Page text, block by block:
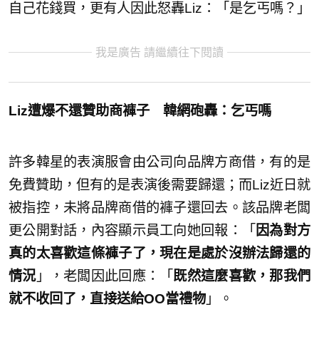
自己花錢買，更有人因此怒轟Liz：「是乞丐嗎？」
我是廣告 請繼續往下閱讀
Liz遭爆不還贊助商褲子 韓網砲轟：乞丐嗎
許多韓星的表演服會由公司向品牌方商借，有的是
免費贊助，但有的是表演後需要歸還；而Liz近日就
被指控，未將品牌商借的褲子還回去。該品牌老闆
更公開對話，內容顯示員工向她回報：「 因為對方
真的太喜歡這條褲子了，現在是處於沒辦法歸還的
情況」，老闆因此回應：「 既然這麼喜歡，那我們
就不收回了，直接送給OO當禮物 」。